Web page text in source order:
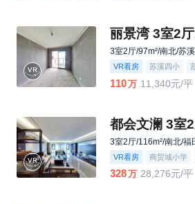
丽景湾 3室2
3室2厅/97m²/南北/苏溪
VR看房 苏溪四小
110万 11,340元/平
都会文澜 3室
3室2厅/116m²/南北/福
VR看房 商贸城小学
328万 28,276元/平